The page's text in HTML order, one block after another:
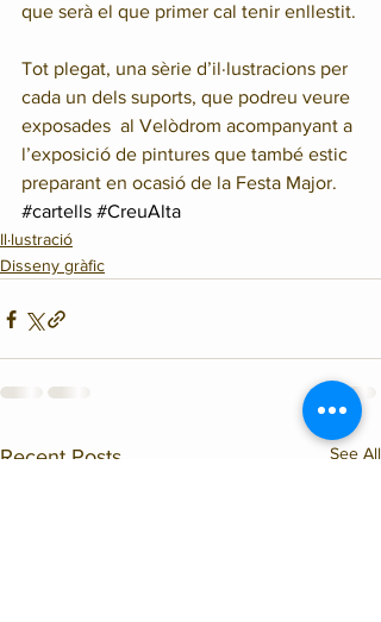
que serà el que primer cal tenir enllestit.
Tot plegat, una sèrie d’il·lustracions per
cada un dels suports, que podreu veure
exposades  al Velòdrom acompanyant a
l’exposició de pintures que també estic
preparant en ocasió de la Festa Major.
#cartells #CreuAlta
Il·lustració
Disseny gràfic
Recent Posts See All